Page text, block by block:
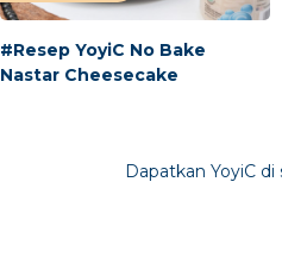
#Resep YoyiC No Bake
Nastar Cheesecake
Dapatkan YoyiC